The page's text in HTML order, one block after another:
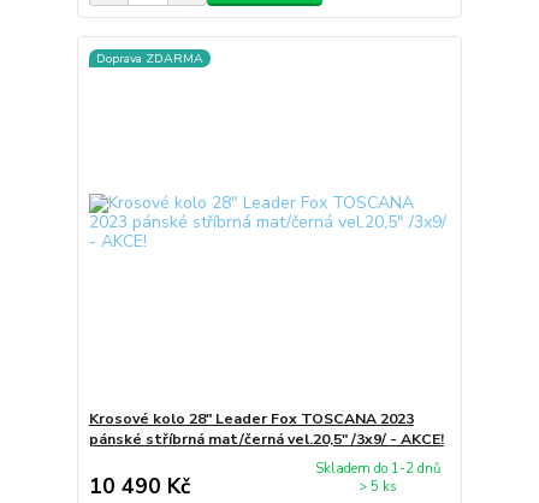
Doprava ZDARMA
Krosové kolo 28" Leader Fox TOSCANA 2023
pánské stříbrná mat/černá vel.20,5" /3x9/ - AKCE!
10 490 Kč
Skladem do 1-2 dnů
> 5 ks